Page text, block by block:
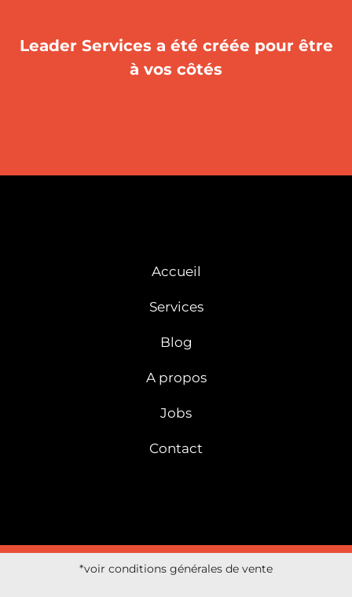
Leader Services a été créée pour être
à vos côtés
Accueil
Services
Blog
A propos
Jobs
Contact
*voir conditions générales de vente